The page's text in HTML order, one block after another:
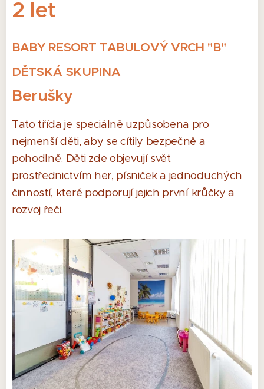
2 let
BABY RESORT TABULOVÝ VRCH "B"
DĚTSKÁ SKUPINA
Berušky
Tato třída je speciálně uzpůsobena pro
nejmenší děti, aby se cítily bezpečně a
pohodlně. Děti zde objevují svět
prostřednictvím her, písniček a jednoduchých
činností, které podporují jejich první krůčky a
rozvoj řeči.